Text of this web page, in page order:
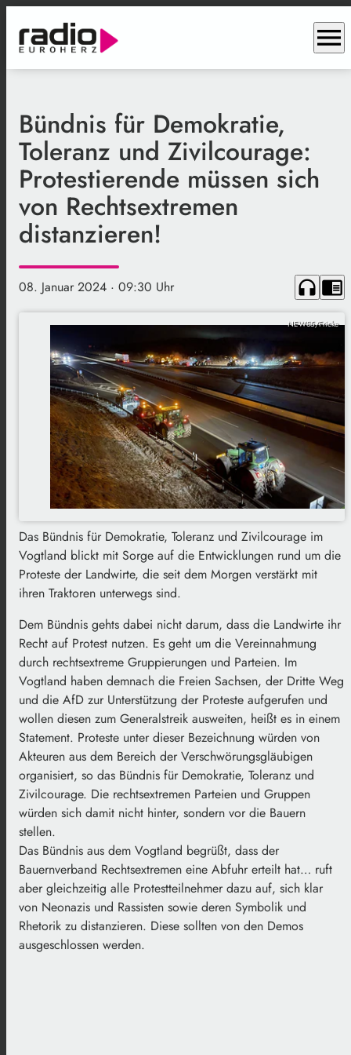
menu
Bündnis für Demokratie,
Toleranz und Zivilcourage:
Protestierende müssen sich
von Rechtsextremen
distanzieren!
08. Januar 2024 · 09:30 Uhr headphones chrome_reader_mode
NEWS5/Fricke
Das Bündnis für Demokratie, Toleranz und Zivilcourage im
Vogtland blickt mit Sorge auf die Entwicklungen rund um die
Proteste der Landwirte, die seit dem Morgen verstärkt mit
ihren Traktoren unterwegs sind.
Dem Bündnis gehts dabei nicht darum, dass die Landwirte ihr
Recht auf Protest nutzen. Es geht um die Vereinnahmung
durch rechtsextreme Gruppierungen und Parteien. Im
Vogtland haben demnach die Freien Sachsen, der Dritte Weg
und die AfD zur Unterstützung der Proteste aufgerufen und
wollen diesen zum Generalstreik ausweiten, heißt es in einem
Statement. Proteste unter dieser Bezeichnung würden von
Akteuren aus dem Bereich der Verschwörungsgläubigen
organisiert, so das Bündnis für Demokratie, Toleranz und
Zivilcourage. Die rechtsextremen Parteien und Gruppen
würden sich damit nicht hinter, sondern vor die Bauern
stellen.
Das Bündnis aus dem Vogtland begrüßt, dass der
Bauernverband Rechtsextremen eine Abfuhr erteilt hat… ruft
aber gleichzeitig alle Protestteilnehmer dazu auf, sich klar
von Neonazis und Rassisten sowie deren Symbolik und
Rhetorik zu distanzieren. Diese sollten von den Demos
ausgeschlossen werden.